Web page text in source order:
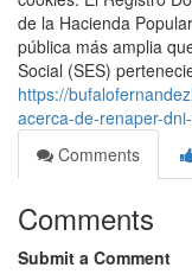
de la Hacienda
pública más amplia
Social (SES)
https://
acerca-de-renaper-
Comments
Comments
Submit a Comment